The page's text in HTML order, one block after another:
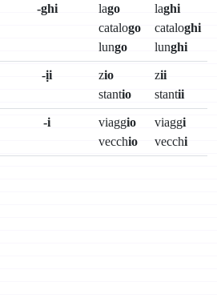
-ghi lago
catalogo
lungo
laghi
cataloghi
lunghi
-ịi zio
stantio
zii
stantii
-i viaggio
vecchio
viaggi
vecchi